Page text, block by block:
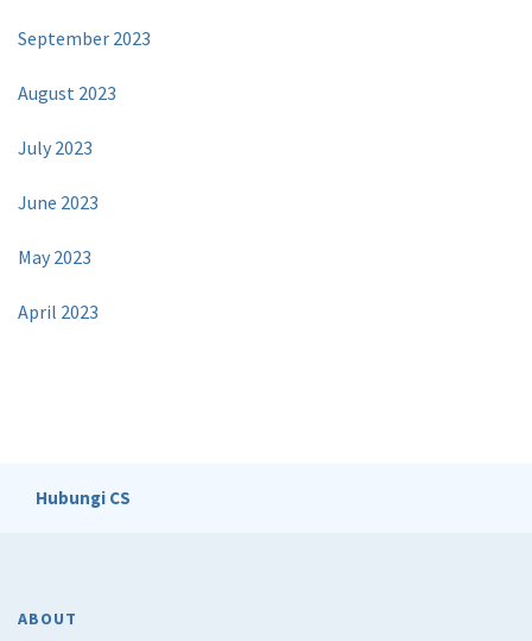
September 2023
August 2023
July 2023
June 2023
May 2023
April 2023
Hubungi CS
ABOUT